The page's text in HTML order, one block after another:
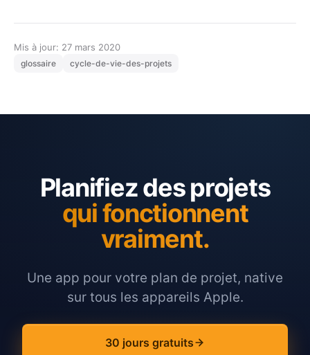
Mis à jour: 27 mars 2020
glossaire cycle-de-vie-des-projets
Planifiez des projets
qui fonctionnent
vraiment.
Une app pour votre plan de projet, native
sur tous les appareils Apple.
30 jours gratuits